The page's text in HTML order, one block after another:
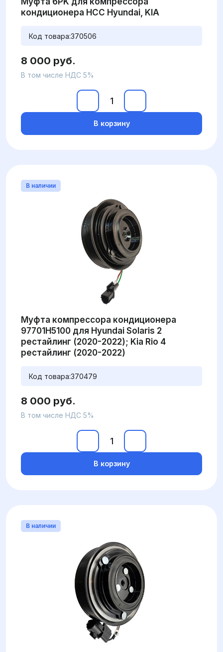
кондиционера HCC Hyundai, KIA
Код товара:370506
8 000 руб.
В том числе НДС 5%
В корзину
В наличии
Муфта компрессора кондиционера
97701H5100 для Hyundai Solaris 2
рестайлинг (2020-2022); Kia Rio 4
рестайлинг (2020-2022)
Код товара:370479
8 000 руб.
В том числе НДС 5%
В корзину
В наличии